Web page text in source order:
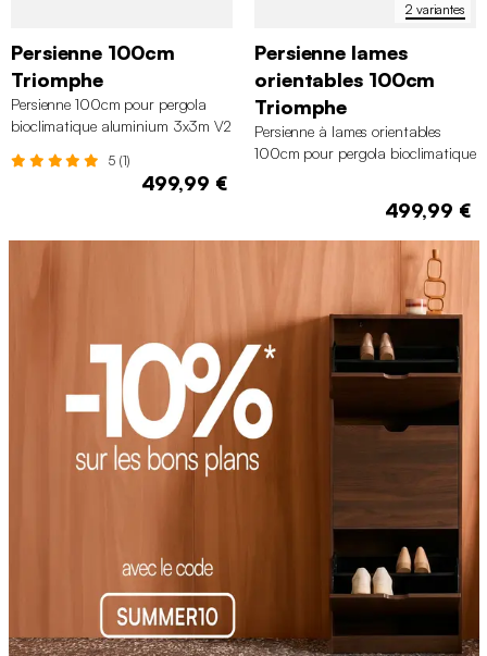
Persienne 100cm
Triomphe
Persienne 100cm pour pergola
bioclimatique aluminium 3x3m V2
5 (1)
499,99 €
2 variantes
Persienne lames
orientables 100cm
Triomphe
Persienne à lames orientables
100cm pour pergola bioclimatique
499,99 €